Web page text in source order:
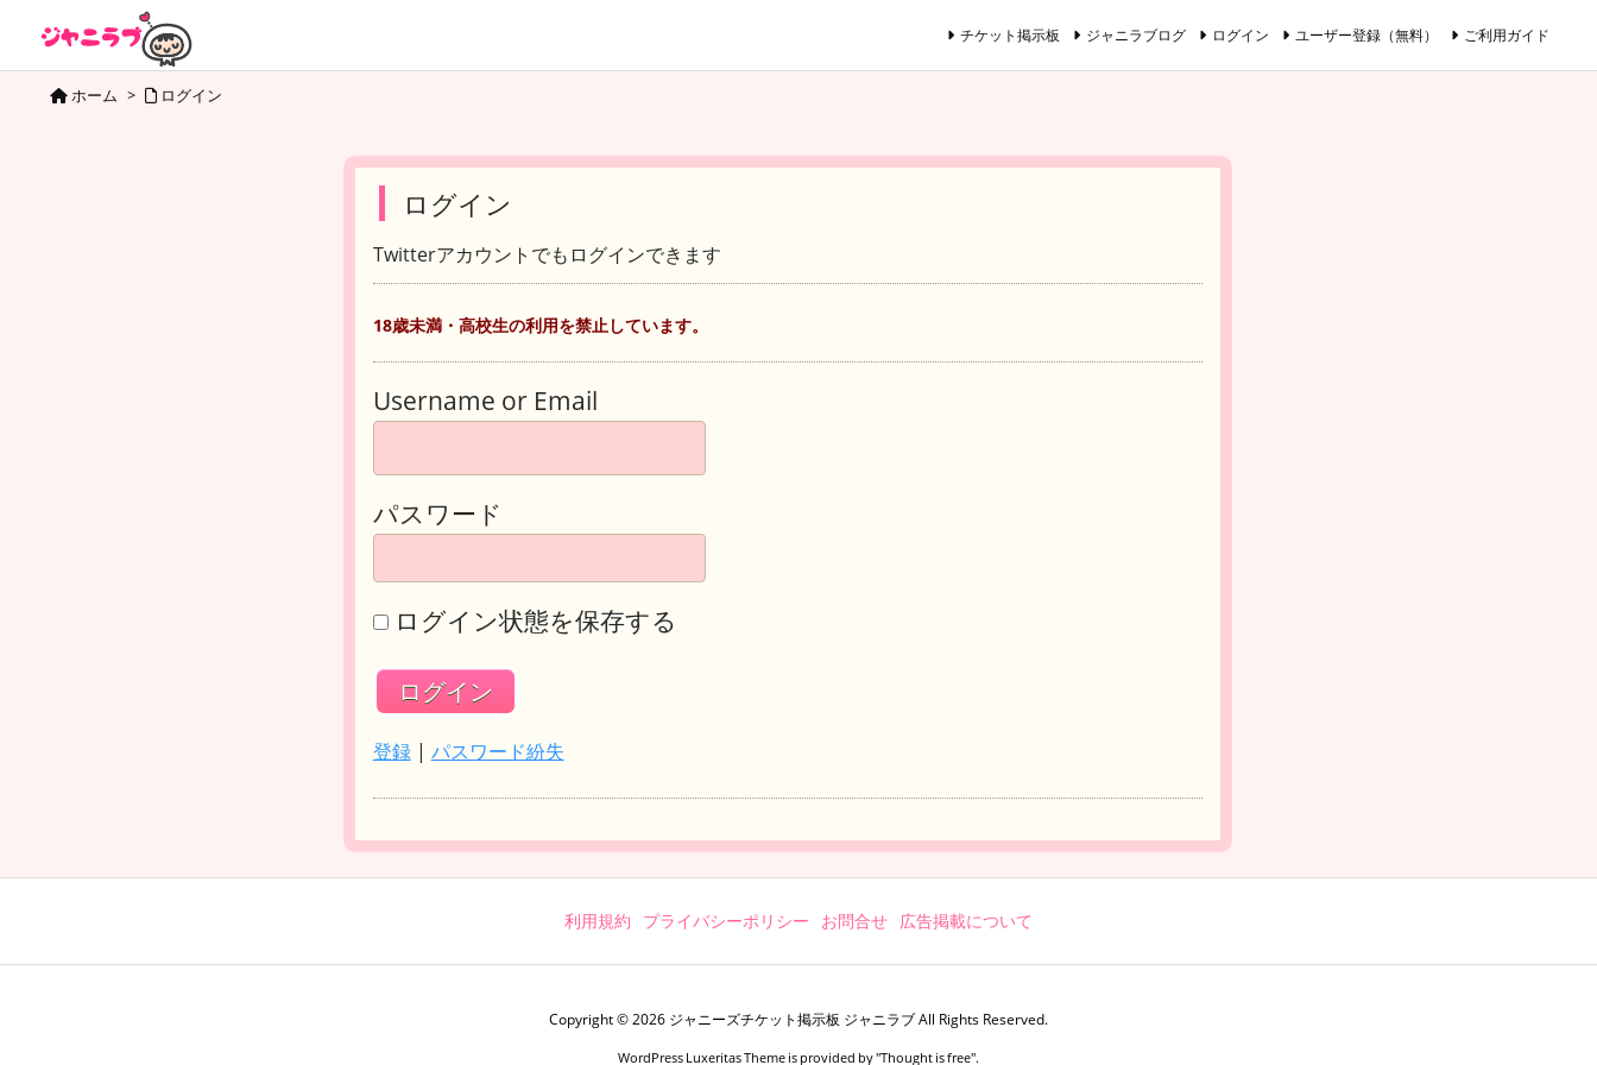
チケット掲示板 ジャニラブログ ログイン ユーザー登録（無料） ご利用ガイド
ホーム > ログイン
ログイン
Twitterアカウントでもログインできます
18歳未満・高校生の利用を禁止しています。
Username or Email
パスワード
ログイン状態を保存する
登録| パスワード紛失
利用規約 プライバシーポリシー お問合せ 広告掲載について
Copyright ©2026 ジャニーズチケット掲示板 ジャニラブAll Rights Reserved.
WordPress Luxeritas Theme is provided by "Thought is free".